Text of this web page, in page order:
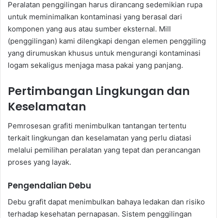
Peralatan penggilingan harus dirancang sedemikian rupa
untuk meminimalkan kontaminasi yang berasal dari
komponen yang aus atau sumber eksternal. Mill
(penggilingan) kami dilengkapi dengan elemen penggiling
yang dirumuskan khusus untuk mengurangi kontaminasi
logam sekaligus menjaga masa pakai yang panjang.
Pertimbangan Lingkungan dan
Keselamatan
Pemrosesan grafiti menimbulkan tantangan tertentu
terkait lingkungan dan keselamatan yang perlu diatasi
melalui pemilihan peralatan yang tepat dan perancangan
proses yang layak.
Pengendalian Debu
Debu grafit dapat menimbulkan bahaya ledakan dan risiko
terhadap kesehatan pernapasan. Sistem penggilingan